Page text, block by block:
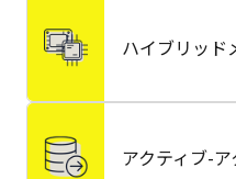
ハイブリッド
アクティブ-